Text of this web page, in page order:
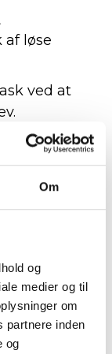
Om
og
medier og til
om
partnere inden
og
af løse
ved at